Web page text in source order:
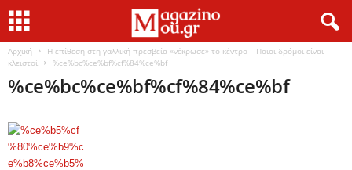
Αρχική
Η επίθεση στη γαλλική πρεσβεία «νέκρωσε» το κέντρο – Ποιοι δρόμοι είναι
κλειστοί
%ce%bc%ce%bf%cf%84%ce%bf
%ce%bc%ce%bf%cf%84%ce%bf